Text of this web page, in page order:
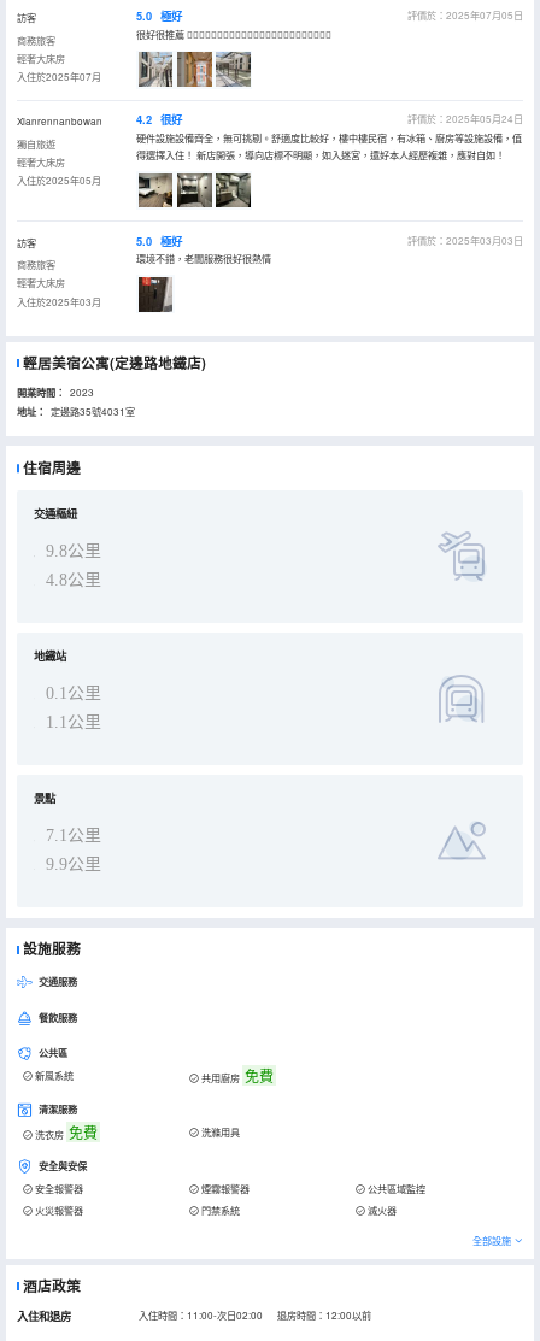
訪客
商務旅客
輕奢大床房
入住於2025年07月
5.0 極好
評價於：2025年07月05日
很好很推薦 👍🏻👍🏻👍🏻👍🏻👍🏻👍🏻👍🏻👍🏻👍🏻👍🏻👍🏻👍🏻
Xianrennanbowan
獨自旅遊
輕奢大床房
入住於2025年05月
4.2 很好
評價於：2025年05月24日
硬件設施設備齊全，無可挑剔。舒適度比較好，樓中樓民宿，有冰箱、廚房等設施設備，值
得選擇入住！ 新店開張，導向店標不明顯，如入迷宮，還好本人經歷複雜，應對自如！
訪客
商務旅客
輕奢大床房
入住於2025年03月
5.0 極好
評價於：2025年03月03日
環境不錯，老闆服務很好很熱情
輕居美宿公寓(定邊路地鐵店)
開業時間： 2023
地址： 定邊路35號4031室
住宿周邊
交通樞紐
9.8公里
4.8公里
地鐵站
0.1公里
1.1公里
景點
7.1公里
9.9公里
設施服務
交通服務
餐飲服務
公共區
新風系統 共用廚房 免費
清潔服務
洗衣房 免費 洗滌用具
安全與安保
安全報警器 煙霧報警器
公共區域監控
火災報警器
門禁系統 滅火器
全部設施
酒店政策
入住和退房 入住時間：11:00-次日02:00 退房時間：12:00以前